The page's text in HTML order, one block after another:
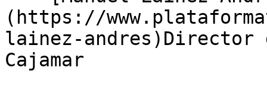
(https://
lainez-andres)Director
Cajamar